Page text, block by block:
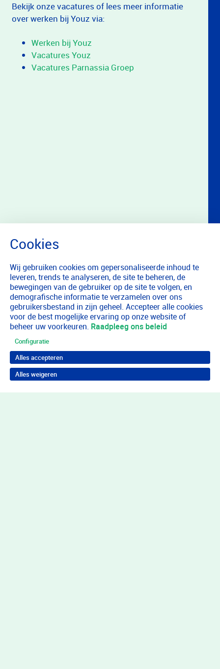
Bekijk onze vacatures of lees meer informatie
over werken bij Youz via:
Werken bij Youz
Vacatures Youz
Vacatures Parnassia Groep
Wij gebruiken cookies om gepersonaliseerde inhoud te
leveren, trends te analyseren, de site te beheren, de
bewegingen van de gebruiker op de site te volgen, en
demografische informatie te verzamelen over ons
gebruikersbestand in zijn geheel. Accepteer alle cookies
voor de best mogelijke ervaring op onze website of
beheer uw voorkeuren. Raadpleeg ons beleid
Configuratie
Alles accepteren
Alles weigeren